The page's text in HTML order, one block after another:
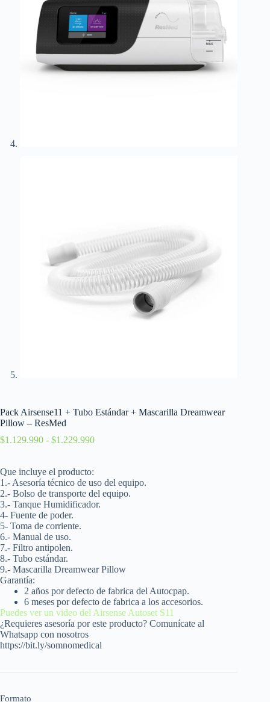
Pack Airsense11 + Tubo Estándar + Mascarilla Dreamwear
Pillow – ResMed
$1.129.990 - $1.229.990
Que incluye el producto:
1.- Asesoría técnico de uso del equipo.
2.- Bolso de transporte del equipo.
3.- Tanque Humidificador.
4- Fuente de poder.
5- Toma de corriente.
6.- Manual de uso.
7.- Filtro antipolen.
8.- Tubo estándar.
9.- Mascarilla Dreamwear Pillow
Garantía:
2 años por defecto de fabrica del Autocpap.
6 meses por defecto de fabrica a los accesorios.
Puedes ver un video del Airsense Autoset S11
¿Requieres asesoría por este producto? Comunícate al
Whatsapp con nosotros
https://bit.ly/somnomedical
Formato